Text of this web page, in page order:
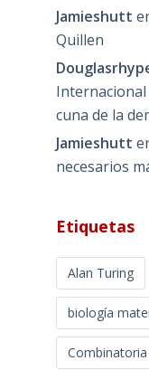
Jamieshutt
Quillen
Internacional
cuna de la
Jamieshutt
necesarios
Etiquetas
Alan Turing
biología
Combinatoria